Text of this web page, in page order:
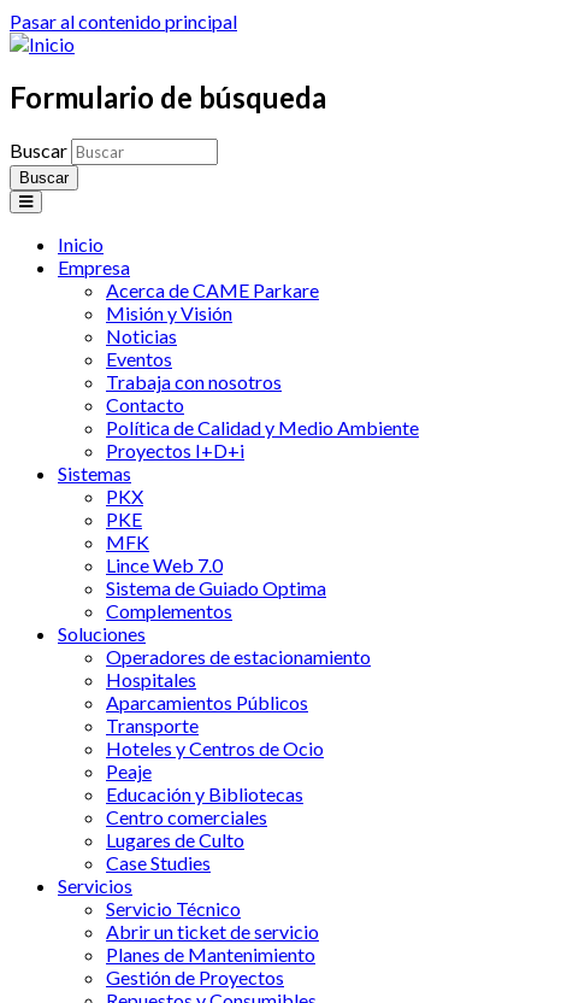
Pasar al contenido principal
Formulario de búsqueda
Buscar
Inicio
Empresa
Acerca de CAME Parkare
Misión y Visión
Noticias
Eventos
Trabaja con nosotros
Contacto
Política de Calidad y Medio Ambiente
Proyectos I+D+i
Sistemas
PKX
PKE
MFK
Lince Web 7.0
Sistema de Guiado Optima
Complementos
Soluciones
Operadores de estacionamiento
Hospitales
Aparcamientos Públicos
Transporte
Hoteles y Centros de Ocio
Peaje
Educación y Bibliotecas
Centro comerciales
Lugares de Culto
Case Studies
Servicios
Servicio Técnico
Abrir un ticket de servicio
Planes de Mantenimiento
Gestión de Proyectos